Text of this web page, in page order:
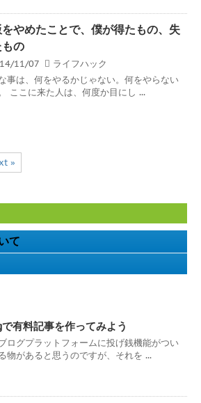
やめたことで、僕が得たもの、失
もの
11/07
ライフハック
事は、何をやるかじゃない。何をやらない
ここに来た人は、何度か目にし ...
»
て
有料記事を作ってみよう
ログプラットフォームに投げ銭機能がつい
物があると思うのですが、それを ...